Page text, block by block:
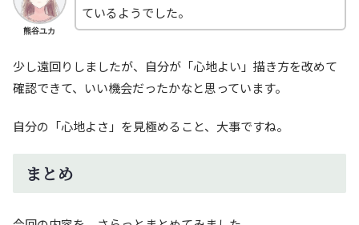
熊谷ユカ
ているようでした。
少し遠回りしましたが、自分が「心地よい」描き方を改めて
確認できて、いい機会だったかなと思っています。
自分の「心地よさ」を見極めること、大事ですね。
まとめ